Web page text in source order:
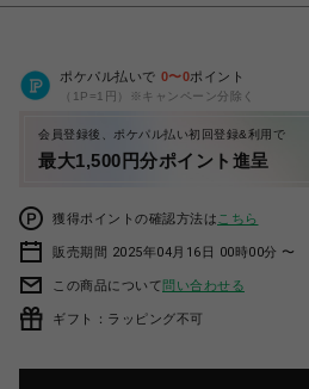
ポケパル払いで 0〜0ポイント
（1P=1円）※キャンペーン分除く
会員登録後、ポケパル払い初回登録&利用で
最大1,500円分ポイント進呈
獲得ポイントの確認方法は こちら
販売期間 2025年04月16日 00時00分 〜
この商品について問い合わせる
ギフト：ラッピング不可